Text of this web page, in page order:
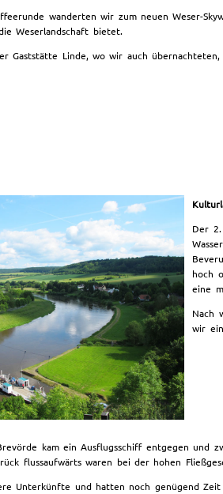
wanderten wir zum neuen Weser-
Weserlandschaft bietet.
Gaststätte Linde, wo wir auch
Der
hoch
eine
Nach
wir
kam ein Ausflugsschiff entgegen und
flussaufwärts waren bei der hohen
Unterkünfte und hatten noch genügend